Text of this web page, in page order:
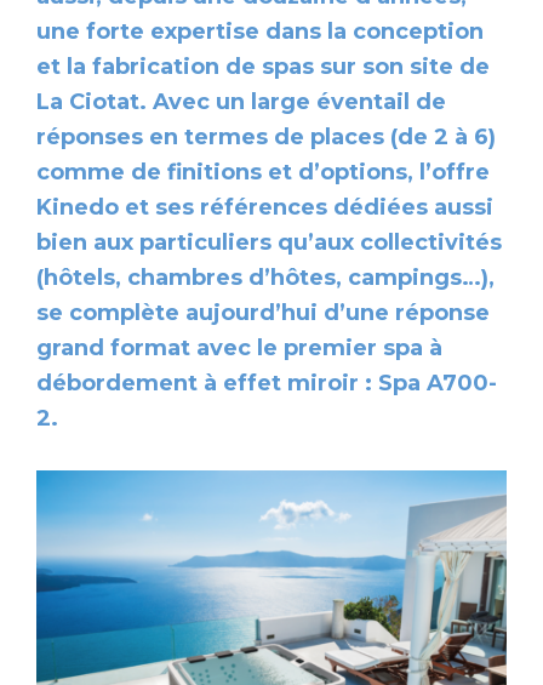
une forte expertise dans la conception
et la fabrication de spas sur son site de
La Ciotat. Avec un large éventail de
réponses en termes de places (de 2 à 6)
comme de finitions et d’options, l’offre
Kinedo et ses références dédiées aussi
bien aux particuliers qu’aux collectivités
(hôtels, chambres d’hôtes, campings…),
se complète aujourd’hui d’une réponse
grand format avec le premier spa à
débordement à effet miroir : Spa A700-
2.